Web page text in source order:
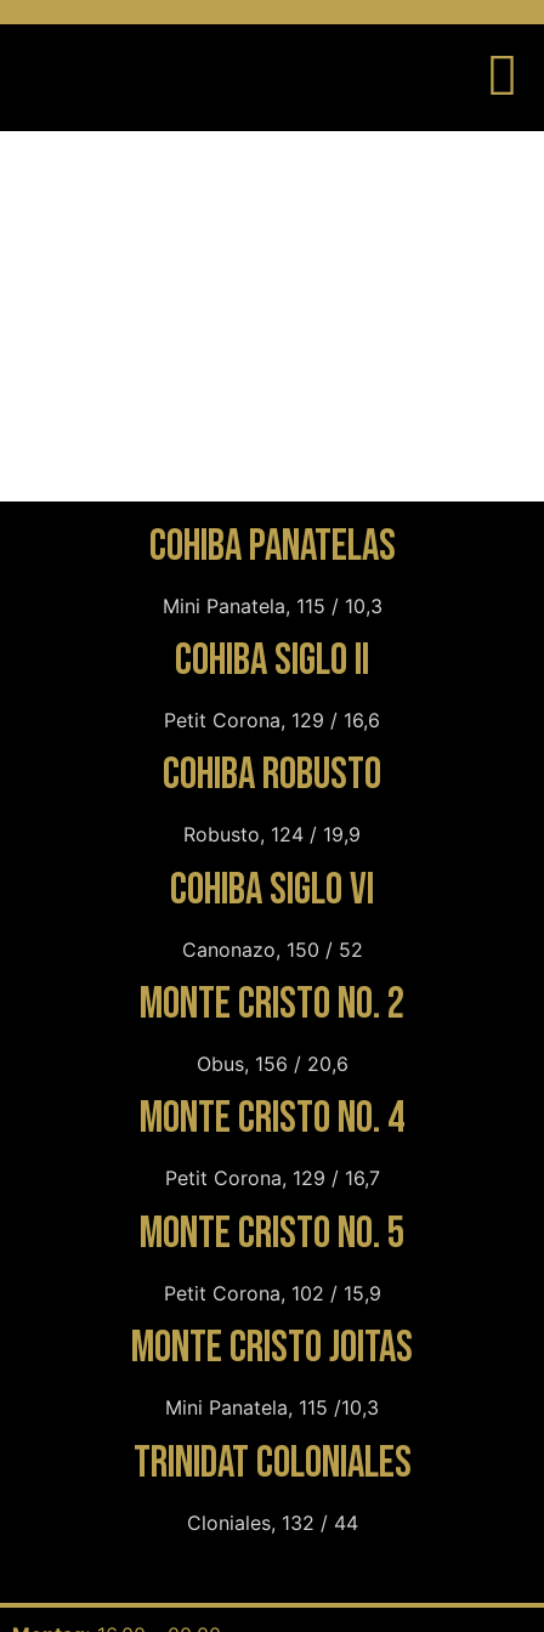
Cohiba Panatelas
Mini Panatela, 115 / 10,3
Cohiba Siglo II
Petit Corona, 129 / 16,6
Cohiba Robusto
Robusto, 124 / 19,9
Cohiba Siglo VI
Canonazo, 150 / 52
Monte Cristo No. 2
Obus, 156 / 20,6
Monte Cristo No. 4
Petit Corona, 129 / 16,7
Monte Cristo No. 5
Petit Corona, 102 / 15,9
Monte Cristo Joitas
Mini Panatela, 115 /10,3
Trinidat Coloniales
Cloniales, 132 / 44